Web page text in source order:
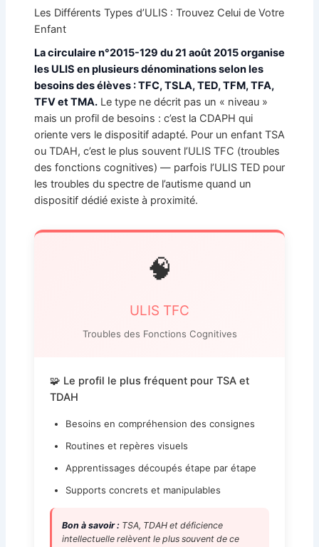
Les Différents Types d’ULIS : Trouvez Celui de Votre
Enfant
La circulaire n°2015-129 du 21 août 2015 organise
les ULIS en plusieurs dénominations selon les
besoins des élèves : TFC, TSLA, TED, TFM, TFA,
TFV et TMA.Le type ne décrit pas un « niveau »
mais un profil de besoins : c’est la CDAPH qui
oriente vers le dispositif adapté. Pour un enfant TSA
ou TDAH, c’est le plus souvent l’ULIS TFC (troubles
des fonctions cognitives) — parfois l’ULIS TED pour
les troubles du spectre de l’autisme quand un
dispositif dédié existe à proximité.
🧠
ULIS TFC
Troubles des Fonctions Cognitives
🧩 Le profil le plus fréquent pour TSA et
TDAH
Besoins en compréhension des consignes
Routines et repères visuels
Apprentissages découpés étape par étape
Supports concrets et manipulables
Bon à savoir : TSA, TDAH et déficience
intellectuelle relèvent le plus souvent de ce